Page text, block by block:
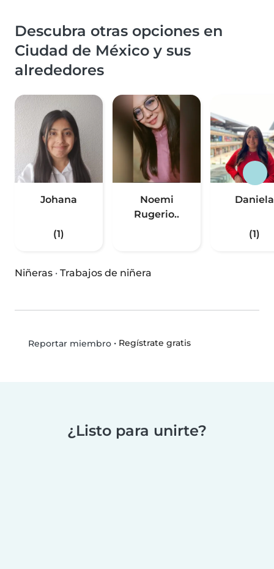
Descubra otras opciones en
Ciudad de México y sus
alrededores
Johana
(1)
Noemi
Rugerio..
Daniela
(1)
Niñeras · Trabajos de niñera
Reportar miembro• Regístrate gratis
¿Listo para unirte?